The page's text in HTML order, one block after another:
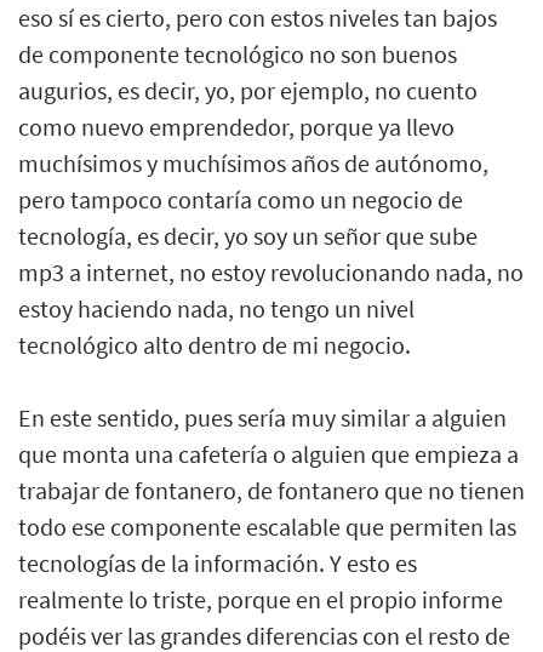
eso sí es cierto, pero con estos niveles tan bajos
de componente tecnológico no son buenos
augurios, es decir, yo, por ejemplo, no cuento
como nuevo emprendedor, porque ya llevo
muchísimos y muchísimos años de autónomo,
pero tampoco contaría como un negocio de
tecnología, es decir, yo soy un señor que sube
mp3 a internet, no estoy revolucionando nada, no
estoy haciendo nada, no tengo un nivel
tecnológico alto dentro de mi negocio.
En este sentido, pues sería muy similar a alguien
que monta una cafetería o alguien que empieza a
trabajar de fontanero, de fontanero que no tienen
todo ese componente escalable que permiten las
tecnologías de la información. Y esto es
realmente lo triste, porque en el propio informe
podéis ver las grandes diferencias con el resto de